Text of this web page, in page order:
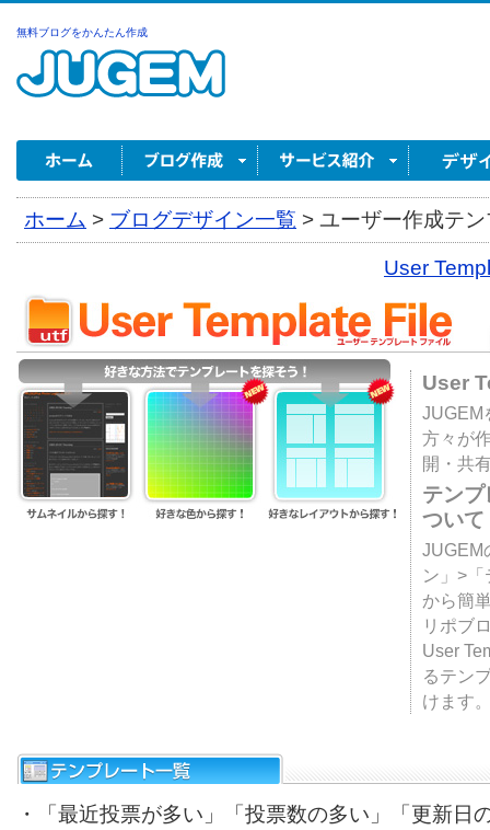
無料ブログをかんたん作成
ホーム > ブログデザイン一覧 > ユーザー作成テ
User
User
JUGEM
方々が
開・共
テン
ついて
JUGEM
ン」>
から簡
リポブ
User
るテン
けます
・「最近投票が多い」「投票数の多い」「更新日